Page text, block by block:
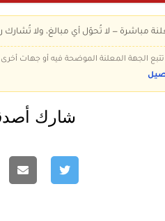
مباشرة — لا تُحوّل أي مبالغ، ولا
تتبع الجهة المعلنة الموضحة فيه أو
شارك